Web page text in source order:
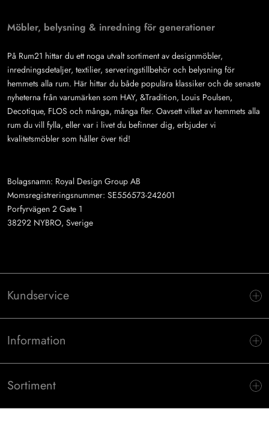
Möbler, belysning & inredning för generationer
På Rum21 hittar du ett noga utvalt sortiment av designmöbler,
inredningsdetaljer, textilier, serveringstillbehör och belysning för
hemmets alla rum. Här hittar du både populära klassiker och de senaste
nyheterna från varumärken som HAY, &Tradition, Louis Poulsen,
Decotique, FLOS och många, många fler. Oavsett vilket av hemmets alla
rum du vill fylla, eller var i livet du befinner dig, erbjuder vi
kvalitetsmöbler som håller över tid!
Bolagsnamn: Royal Design Group AB
Momsregistreringsnummer: SE556573-242601
Porfyrvägen 2 Gate 1
38292 NYBRO, Sverige
Kundservice
Information
Sortiment